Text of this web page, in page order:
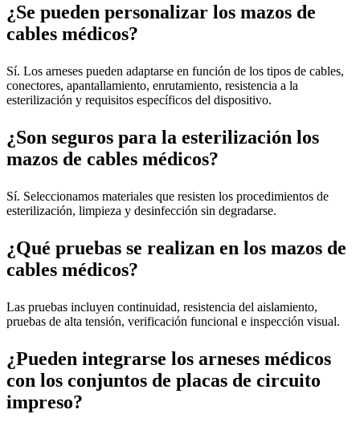
¿Se pueden personalizar los mazos de
cables médicos?
Sí. Los arneses pueden adaptarse en función de los tipos de cables,
conectores, apantallamiento, enrutamiento, resistencia a la
esterilización y requisitos específicos del dispositivo.
¿Son seguros para la esterilización los
mazos de cables médicos?
Sí. Seleccionamos materiales que resisten los procedimientos de
esterilización, limpieza y desinfección sin degradarse.
¿Qué pruebas se realizan en los mazos de
cables médicos?
Las pruebas incluyen continuidad, resistencia del aislamiento,
pruebas de alta tensión, verificación funcional e inspección visual.
¿Pueden integrarse los arneses médicos
con los conjuntos de placas de circuito
impreso?